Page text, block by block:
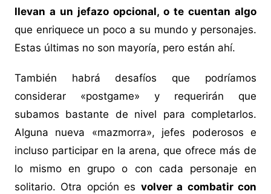
llevan a un jefazo opcional, o te cuentan algo
que enriquece un poco a su mundo y personajes.
Estas últimas no son mayoría, pero están ahí.
También habrá desafíos que podríamos
considerar «postgame» y requerirán que
subamos bastante de nivel para completarlos.
Alguna nueva «mazmorra», jefes poderosos e
incluso participar en la arena, que ofrece más de
lo mismo en grupo o con cada personaje en
solitario. Otra opción es volver a combatir con